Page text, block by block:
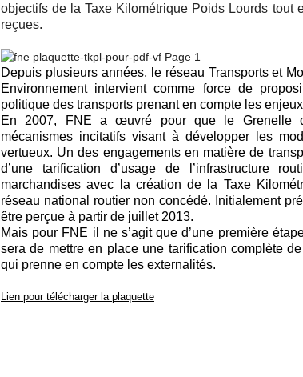
objectifs de la Taxe Kilométrique Poids Lourds tout
reçues.
Depuis plusieurs années, le réseau Transports et
Environnement intervient comme force de
politique des transports prenant en compte les
En 2007, FNE a œuvré pour que le Grenelle
mécanismes incitatifs visant à développer les
vertueux. Un des engagements en matière de
d’une tarification d’usage de l’infrastructure
marchandises avec la création de la Taxe
réseau national routier non concédé. Initialement
être perçue à partir de juillet 2013.
Mais pour FNE il ne s’agit que d’une première
sera de mettre en place une tarification complète
qui prenne en compte les externalités.
Lien pour télécharger la plaquette